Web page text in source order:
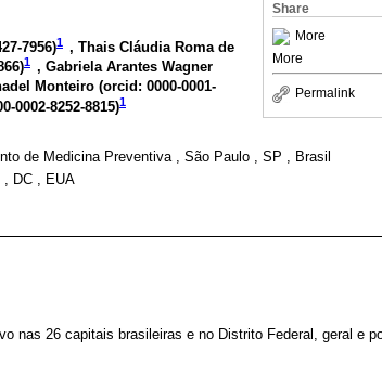
Share
More
More
Permalink
7956)1 , Thais Cláudia Roma de
)1 , Gabriela Arantes Wagner
Monteiro (orcid: 0000-0001-
0002-8252-8815)1
de Medicina Preventiva , São Paulo , SP , Brasil
, DC , EUA
nas 26 capitais brasileiras e no Distrito Federal, geral e